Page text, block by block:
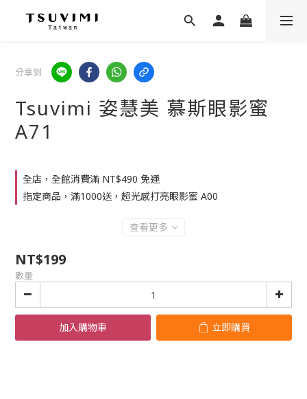
分享到
Tsuvimi 姿慧美 慕斯眼影蜜
A71
全店，全館消費滿 NT$490 免運
指定商品，滿1000送，超光感打亮眼影蜜 A00
查看更多
NT$199
數量
加入購物車 立即購買